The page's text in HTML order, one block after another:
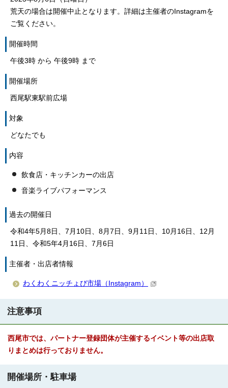
荒天の場合は開催中止となります。詳細は主催者のInstagramを
ご覧ください。
開催時間
午後3時 から 午後9時 まで
開催場所
西尾駅東駅前広場
対象
どなたでも
内容
飲食店・キッチンカーの出店
音楽ライブパフォーマンス
過去の開催日
令和4年5月8日、7月10日、8月7日、9月11日、10月16日、12月
11日、令和5年4月16日、7月6日
主催者・出店者情報
わくわくニッチょび市場（Instagram）
注意事項
西尾市では、パートナー登録団体が主催するイベント等の出店取
りまとめは行っておりません。
開催場所・駐車場